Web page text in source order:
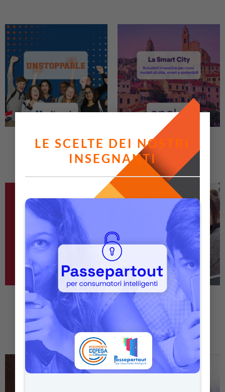
LE SCELTE DEI NOSTRI
INSEGNANTI
LA SMART CITY
NOI, IL CIBO, IL NOSTRO
PIANETA
READ YOUR GUIDE